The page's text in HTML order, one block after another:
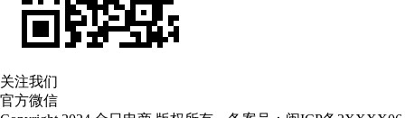
关注我们
官方微信